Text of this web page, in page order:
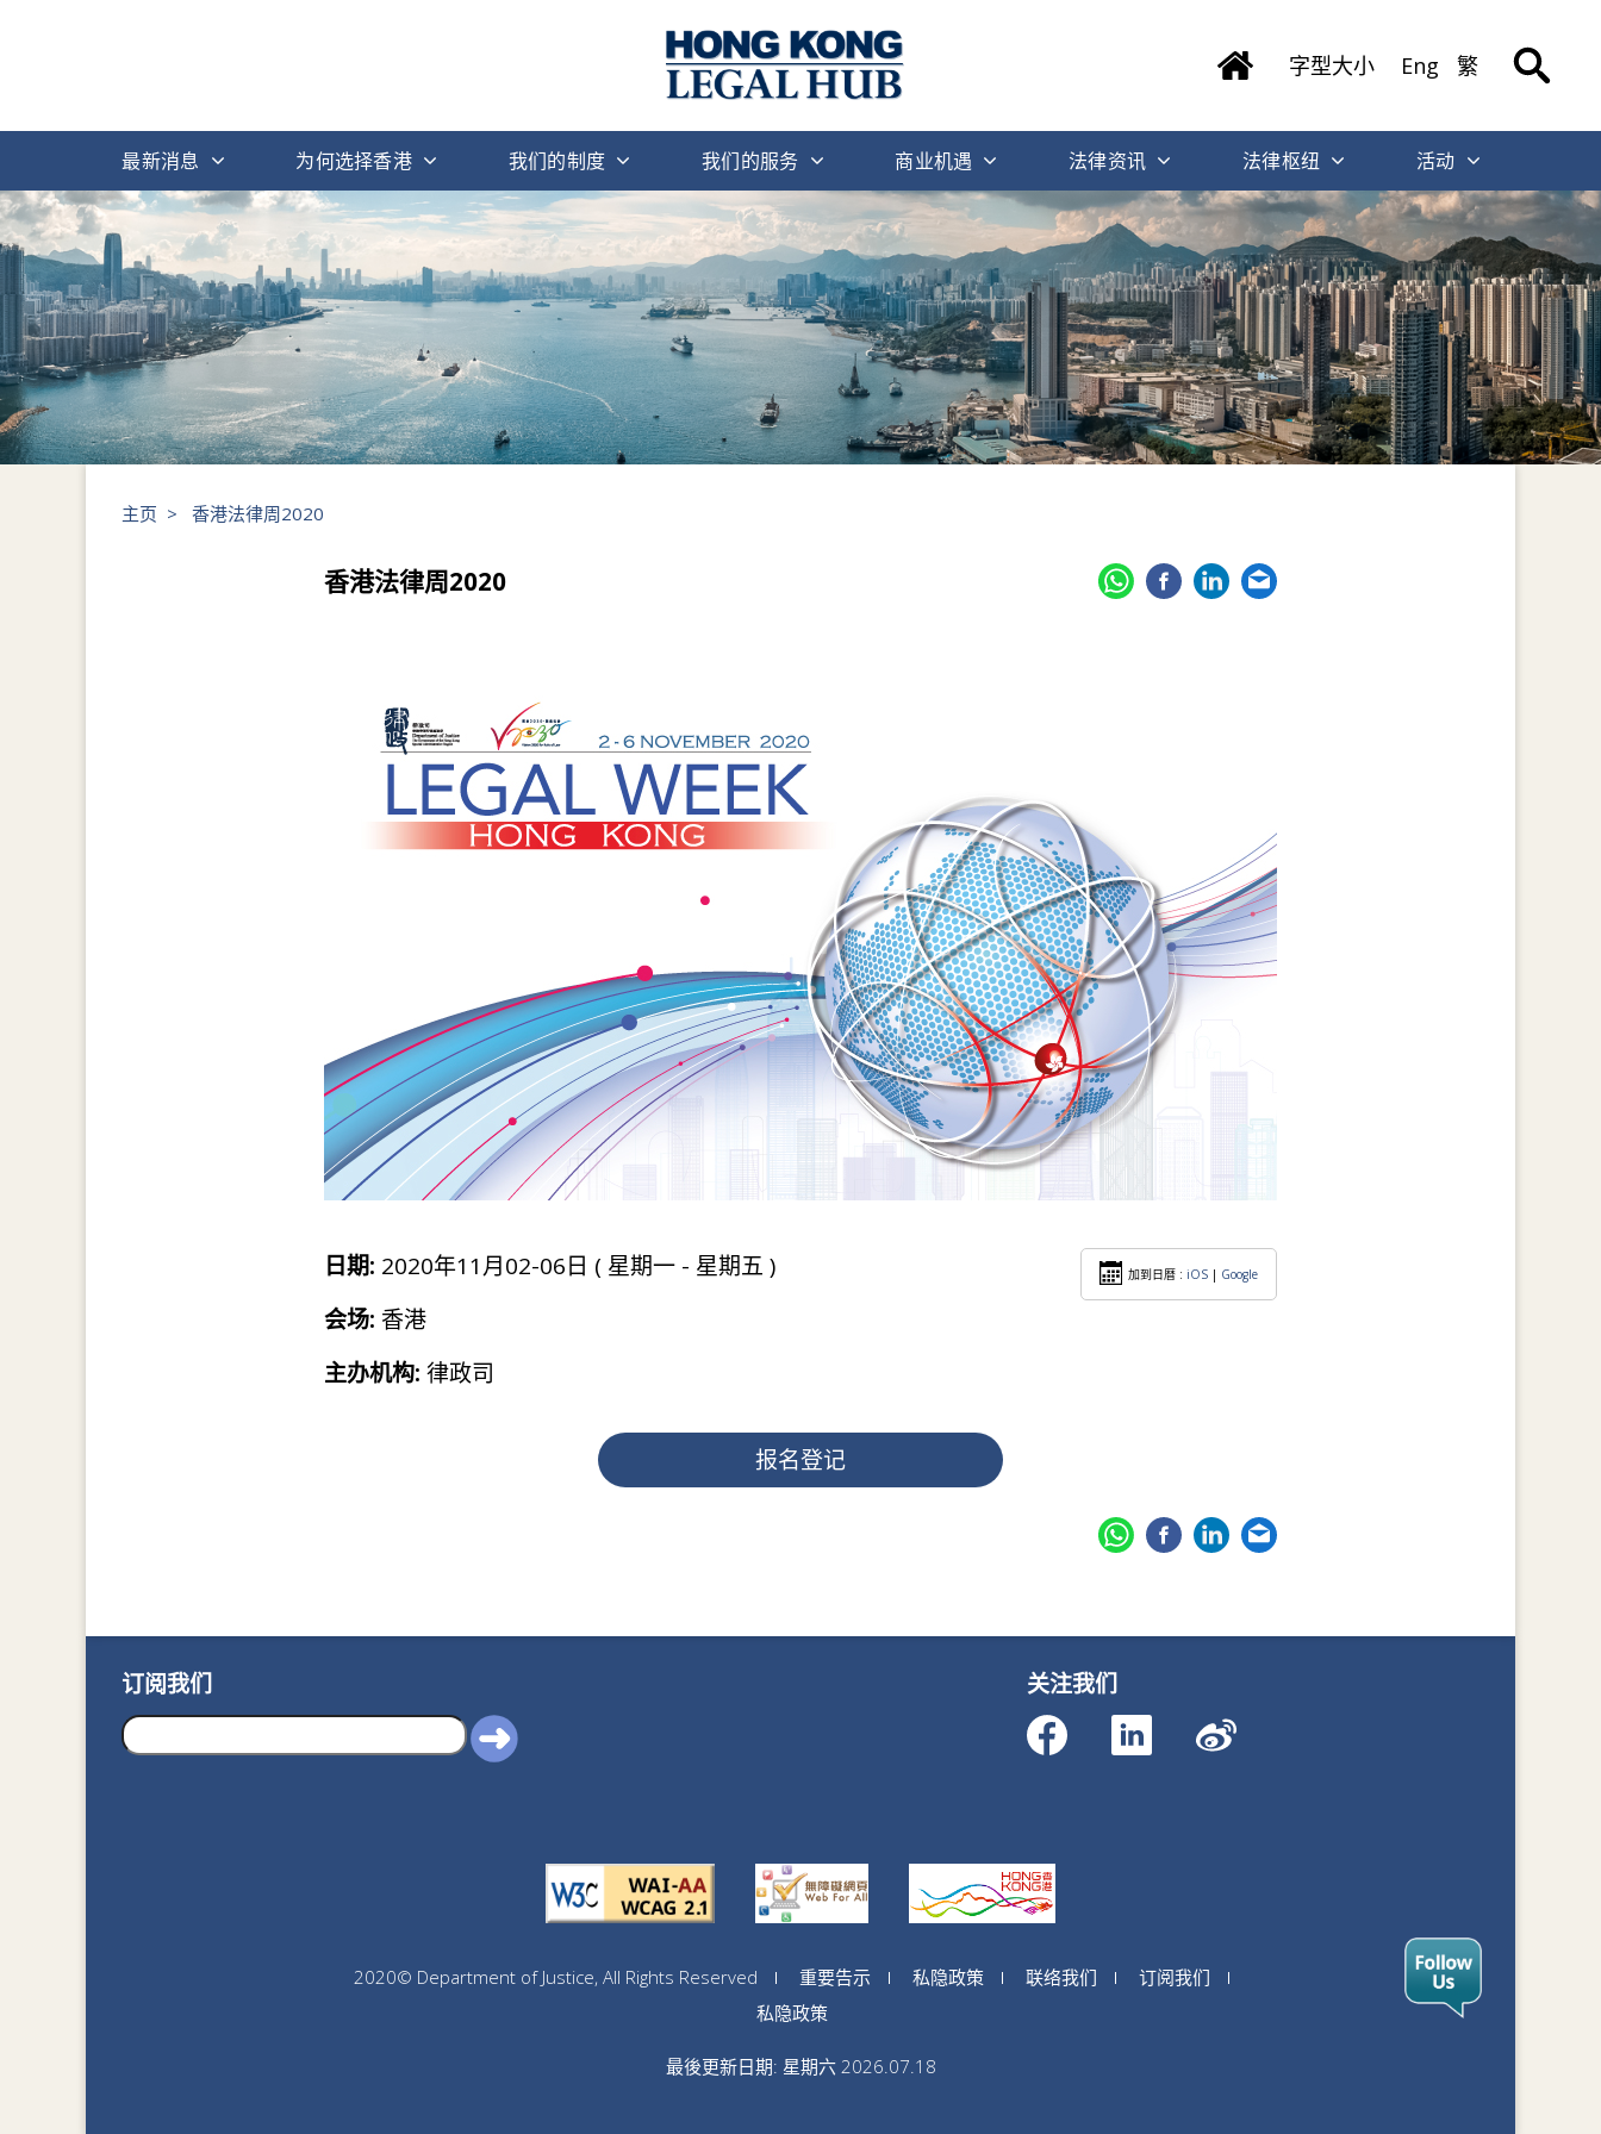
字型大小 Eng 繁
最新消息 为何选择香港 我们的制度 我们的服务 商业机遇 法律资讯 法律枢纽 活动
主页 > 香港法律周2020
香港法律周2020
日期: 2020年11月02-06日 ( 星期一 - 星期五 )
会场: 香港
主办机构: 律政司
加到日暦 : iOS | Google
报名登记
订阅我们 关注我们
2020© Department of Justice, All Rights Reserved 重要告示 私隐政策 联络我们
订阅我们
私隐政策
最後更新日期: 星期六 2026.07.18